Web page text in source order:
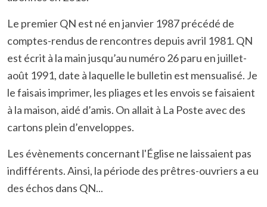
Le premier QN est né en janvier 1987 précédé de
comptes-rendus de rencontres depuis avril 1981. QN
est écrit à la main jusqu’au numéro 26 paru en juillet-
août 1991, date à laquelle le bulletin est mensualisé. Je
le faisais imprimer, les pliages et les envois se faisaient
à la maison, aidé d’amis. On allait à La Poste avec des
cartons plein d’enveloppes.
Les évènements concernant l'Église ne laissaient pas
indifférents. Ainsi, la période des prêtres-ouvriers a eu
des échos dans QN...